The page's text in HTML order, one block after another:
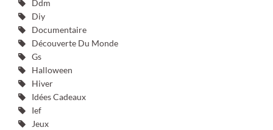
Ddm
Diy
Documentaire
Découverte Du Monde
Gs
Halloween
Hiver
Idées Cadeaux
Ief
Jeux